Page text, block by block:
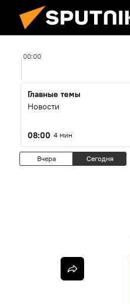
00:00
Главные темы
Новости
08:00 4 мин
Вчера Сегодня